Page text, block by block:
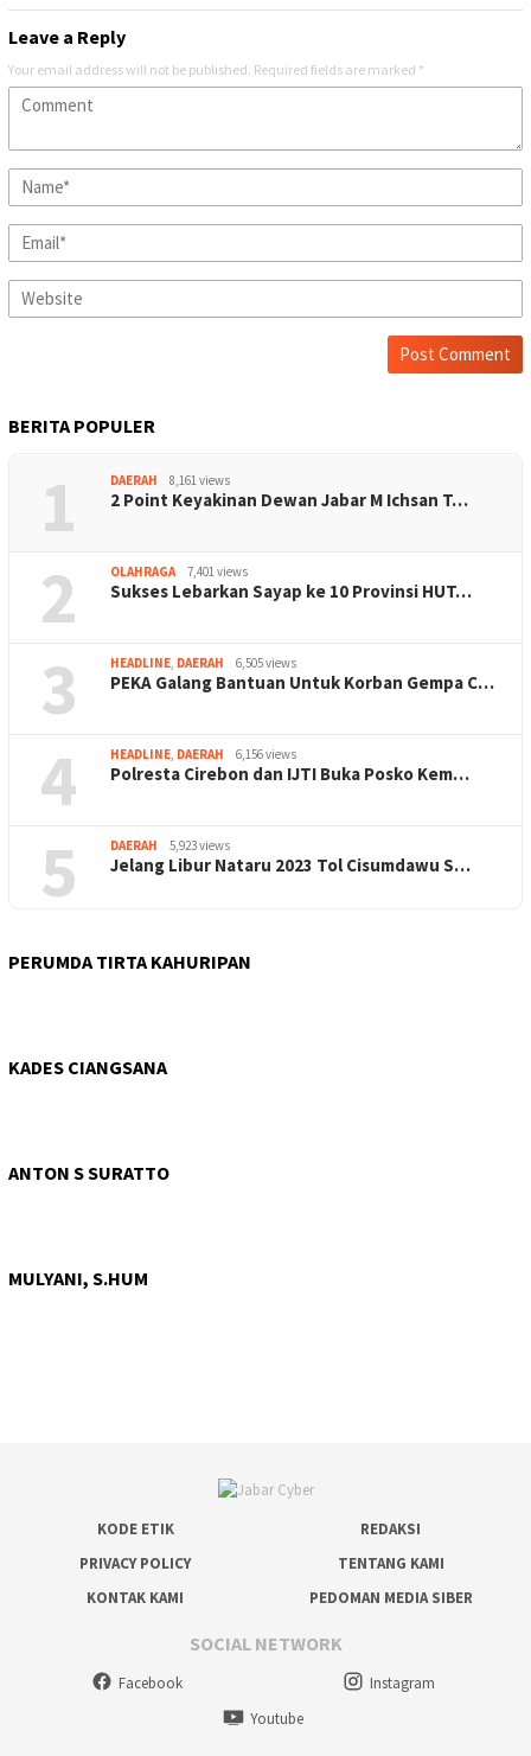
Leave a Reply
Your email address will not be published. Required fields are marked *
BERITA POPULER
1 DAERAH 8,161 views
2 Point Keyakinan Dewan Jabar M Ichsan T…
2 OLAHRAGA 7,401 views
Sukses Lebarkan Sayap ke 10 Provinsi HUT…
3 HEADLINE, DAERAH 6,505 views
PEKA Galang Bantuan Untuk Korban Gempa C…
4 HEADLINE, DAERAH 6,156 views
Polresta Cirebon dan IJTI Buka Posko Kem…
5 DAERAH 5,923 views
Jelang Libur Nataru 2023 Tol Cisumdawu S…
PERUMDA TIRTA KAHURIPAN
KADES CIANGSANA
ANTON S SURATTO
MULYANI, S.HUM
KODE ETIK
REDAKSI
PRIVACY POLICY
TENTANG KAMI
KONTAK KAMI
PEDOMAN MEDIA SIBER
SOCIAL NETWORK
Facebook
Instagram
Youtube